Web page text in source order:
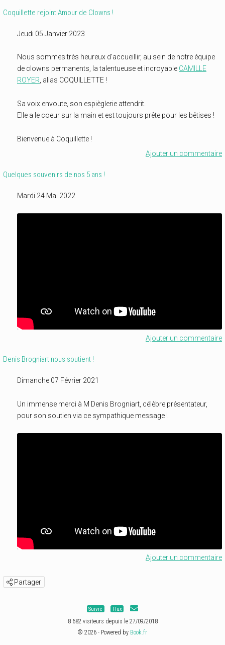
Coquillette rejoint Amour de Clowns !
Jeudi 05 Janvier 2023
Nous sommes très heureux d'accueillir, au sein de notre équipe
de clowns permanents, la talentueuse et incroyable CAMILLE
ROYER, alias COQUILLETTE !
Sa voix envoute, son espièglerie attendrit.
Elle a le coeur sur la main et est toujours prête pour les bêtises !
Bienvenue à Coquillette !
Ajouter un commentaire
Quelques souvenirs de nos 5 ans !
Mardi 24 Mai 2022
Ajouter un commentaire
Denis Brogniart nous soutient !
Dimanche 07 Février 2021
Un immense merci à M Denis Brogniart, célèbre présentateur,
pour son soutien via ce sympathique message !
Ajouter un commentaire
Partager
Suivre Flux
8 682 visiteurs depuis le 27/09/2018
© 2026 - Powered by Book.fr